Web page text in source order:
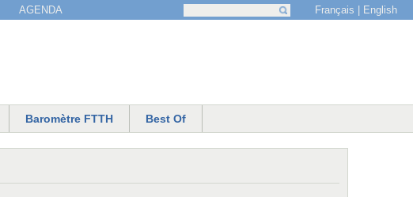
AGENDA
Formulaire de recherche
Français English
Baromètre FTTH Best Of